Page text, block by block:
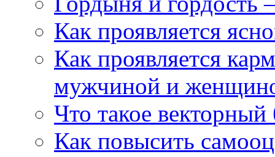
Как проявляется
Как проявляется
мужчиной и
Что такое векторный
Как повысить